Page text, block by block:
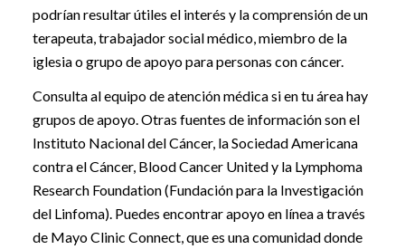
podrían resultar útiles el interés y la comprensión de un
terapeuta, trabajador social médico, miembro de la
iglesia o grupo de apoyo para personas con cáncer.
Consulta al equipo de atención médica si en tu área hay
grupos de apoyo. Otras fuentes de información son el
Instituto Nacional del Cáncer, la Sociedad Americana
contra el Cáncer, Blood Cancer United y la Lymphoma
Research Foundation (Fundación para la Investigación
del Linfoma). Puedes encontrar apoyo en línea a través
de Mayo Clinic Connect, que es una comunidad donde